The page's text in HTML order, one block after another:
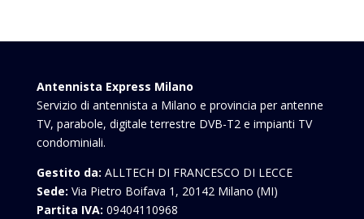
Antennista Express Milano
Servizio di antennista a Milano e provincia per antenne
TV, parabole, digitale terrestre DVB-T2 e impianti TV
condominiali.
Gestito da: ALLTECH DI FRANCESCO DI LECCE
Sede: Via Pietro Boifava 1, 20142 Milano (MI)
Partita IVA: 09404110968